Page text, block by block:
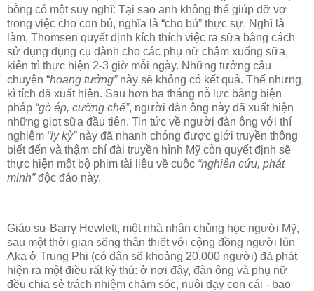
bỗng có một suy nghĩ: Tại sao anh không thể giúp đỡ vợ
trong việc cho con bú, nghĩa là “cho bú” thực sự. Nghĩ là
làm, Thomsen quyết định kích thích việc ra sữa bằng cách
sử dụng dụng cụ dành cho các phụ nữ chậm xuống sữa,
kiên trì thực hiện 2-3 giờ mỗi ngày. Những tưởng câu
chuyện “hoang tưởng”này sẽ không có kết quả. Thế nhưng,
kì tích đã xuất hiện. Sau hơn ba tháng nỗ lực bằng biện
pháp “gò ép, cưỡng chế”, người đàn ông này đã xuất hiện
những giọt sữa đầu tiên. Tin tức về người đàn ông với thí
nghiệm “ly kỳ”này đã nhanh chóng được giới truyền thông
biết đến và thậm chí đài truyền hình Mỹ còn quyết định sẽ
thực hiện một bộ phim tài liệu về cuộc “nghiên cứu, phát
minh”độc đáo này.
Giáo sư Barry Hewlett, một nhà nhân chủng học người Mỹ,
sau một thời gian sống thân thiết với cộng đồng người lùn
Aka ở Trung Phi (có dân số khoảng 20.000 người) đã phát
hiện ra một điều rất kỳ thú: ở nơi đây, đàn ông và phụ nữ
đều chia sẻ trách nhiệm chăm sóc, nuôi dạy con cái - bao